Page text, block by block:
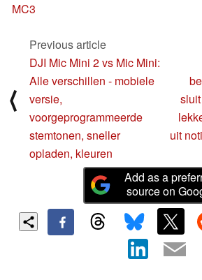
MC3
⟨
Previous article
DJI Mic Mini 2 vs Mic Mini:
Alle verschillen - mobiele
versie,
voorgeprogrammeerde
stemtonen, sneller
opladen, kleuren
uit
Add as a
source on